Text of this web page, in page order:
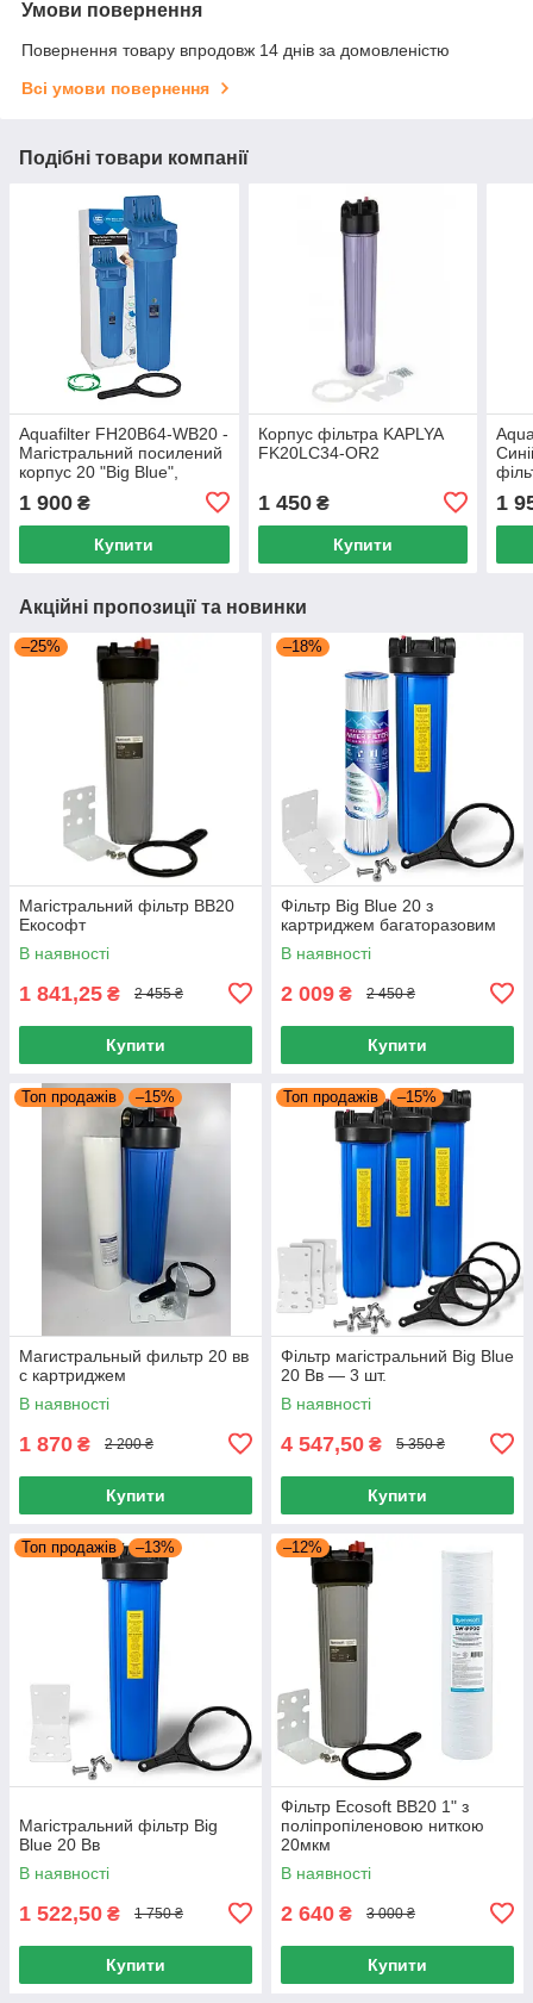
Умови повернення
Повернення товару впродовж 14 днів за домовленістю
Всі умови повернення
Подібні товари компанії
Aquafilter FH20B64-WB20 -
Магістральний посилений
корпус 20 "Big Blue",
1 900 ₴
Купити
Корпус фільтра KAPLYA
FK20LC34-OR2
1 450₴
Купити
1
Акційні пропозиції та новинки
–25%
Магістральний фільтр BB20
Екософт
В наявності
1 841,25 ₴ 2 455 ₴
Купити
–18%
Фільтр Big Blue 20 з
картриджем багаторазовим
В наявності
2 009 ₴ 2 450 ₴
Купити
Топ продажів –15%
Магистральный фильтр 20 вв
с картриджем
В наявності
1 870 ₴ 2 200 ₴
Купити
Топ продажів –15%
Фільтр магістральний Big Blue
20 Вв — 3 шт.
В наявності
4 547,50 ₴ 5 350 ₴
Купити
Топ продажів –13%
Магістральний фільтр Big
Blue 20 Вв
В наявності
1 522,50 ₴ 1 750 ₴
Купити
–12%
Фільтр Ecosoft ВВ20 1" з
поліпропіленовою ниткою
20мкм
В наявності
2 640 ₴ 3 000 ₴
Купити